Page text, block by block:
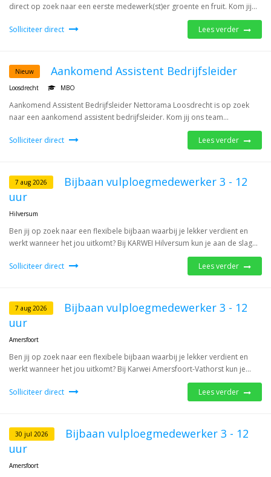
direct op zoek naar een eerste medewerk(st)er groente en fruit. Kom jij...
Solliciteer direct Lees verder
Nieuw Aankomend Assistent Bedrijfsleider
Loosdrecht MBO
Aankomend Assistent Bedrijfsleider Nettorama Loosdrecht is op zoek
naar een aankomend assistent bedrijfsleider. Kom jij ons team...
Solliciteer direct Lees verder
7 aug 2026
Bijbaan vulploegmedewerker 3 - 12
uur
Hilversum
Ben jij op zoek naar een flexibele bijbaan waarbij je lekker verdient en
werkt wanneer het jou uitkomt? Bij KARWEI Hilversum kun je aan de slag...
Solliciteer direct Lees verder
7 aug 2026
Bijbaan vulploegmedewerker 3 - 12
uur
Amersfoort
Ben jij op zoek naar een flexibele bijbaan waarbij je lekker verdient en
werkt wanneer het jou uitkomt? Bij Karwei Amersfoort-Vathorst kun je...
Solliciteer direct Lees verder
30 jul 2026
Bijbaan vulploegmedewerker 3 - 12
uur
Amersfoort